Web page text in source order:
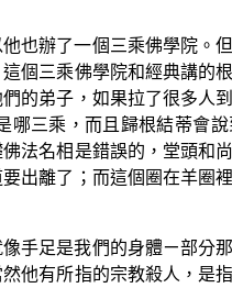
也辦了一個三乘佛學院。
個三乘佛學院和經典講的
的弟子，如果拉了很多人
三乘，而且歸根結蒂會
法名相是錯誤的，堂頭和
出離了；而這個圈在羊圈
手足是我們的身體ㄧ部分
他有所指的宗教殺人，是